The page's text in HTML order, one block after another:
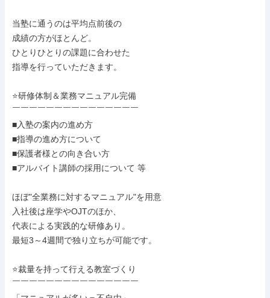
当塾に通うのは平均点前後の
成績の方がほとんど。
ひとりひとりの課題に合わせた
指導を行っていただきます。
⭐研修体制＆業務マニュアル完備
￣￣￣￣￣￣￣￣￣￣￣￣￣￣￣
■入塾の案内の進め方
■指導の進め方について
■保護者様との向き合い方
■アルバイト講師の採用について 等
ほぼ"全業務に対するマニュアル"を用意
入社後は座学やOJTのほか、
代表による実践的な研修あり。
最短3～4週間で独り立ちが可能です。
⭐裁量を持って行える教室づくり
￣￣￣￣￣￣￣￣￣￣￣￣￣￣￣